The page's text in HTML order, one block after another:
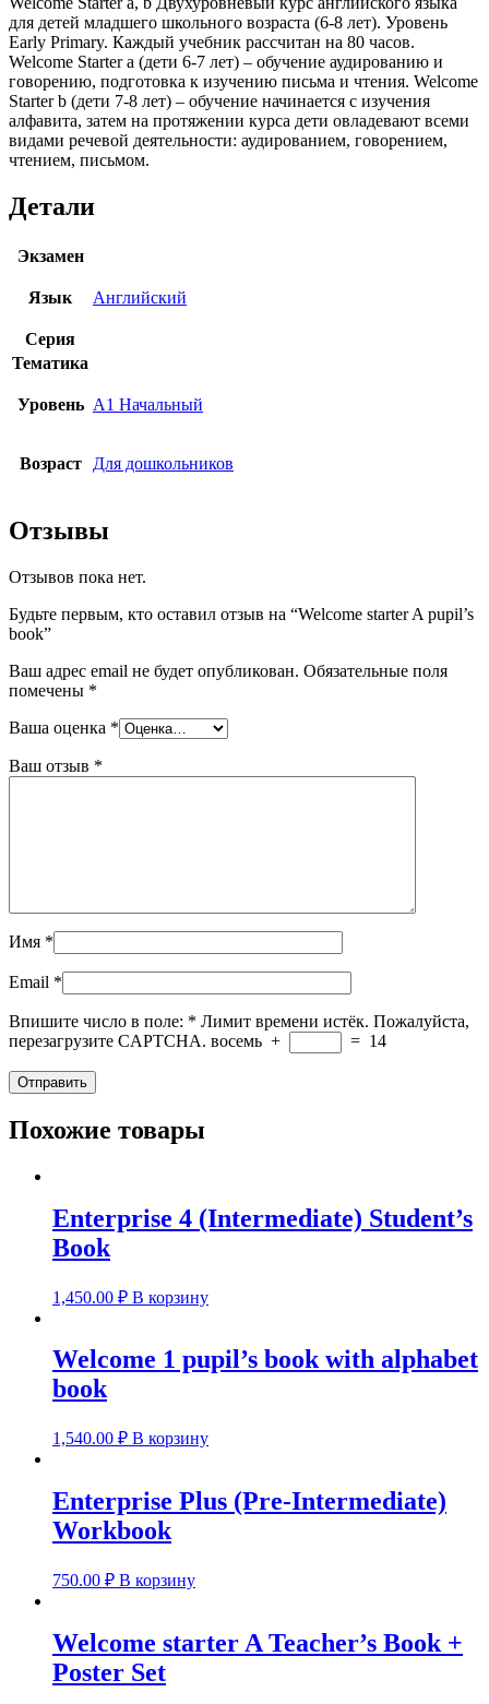
для детей младшего школьного возраста (6-8 лет). Уровень
Early Primary. Каждый учебник рассчитан на 80 часов.
Welcome Starter a (дети 6-7 лет) – обучение аудированию и
говорению, подготовка к изучению письма и чтения. Welcome
Starter b (дети 7-8 лет) – обучение начинается с изучения
алфавита, затем на протяжении курса дети овладевают всеми
видами речевой деятельности: аудированием, говорением,
чтением, письмом.
Детали
Экзамен
Язык Английский
Серия
Тематика
Уровень A1 Начальный
Возраст Для дошкольников
Отзывы
Отзывов пока нет.
Будьте первым, кто оставил отзыв на “Welcome starter A pupil’s
book”
Ваш адрес email не будет опубликован. Обязательные поля
помечены *
Ваша оценка *
Ваш отзыв *
Имя *
Email *
Впишите число в поле: * Лимит времени истёк. Пожалуйста,
перезагрузите CAPTCHA. восемь + = 14
Похожие товары
Enterprise 4 (Intermediate) Student’s
Book
1,450.00 ₽ В корзину
Welcome 1 pupil’s book with alphabet
book
1,540.00 ₽ В корзину
Enterprise Plus (Pre-Intermediate)
Workbook
750.00 ₽ В корзину
Welcome starter A Teacher’s Book +
Poster Set